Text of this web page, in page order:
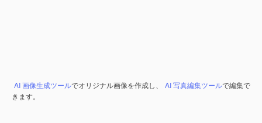
AI 画像生成ツールでオリジナル画像を作成し、 AI 写真編集ツールで編集で
きます。